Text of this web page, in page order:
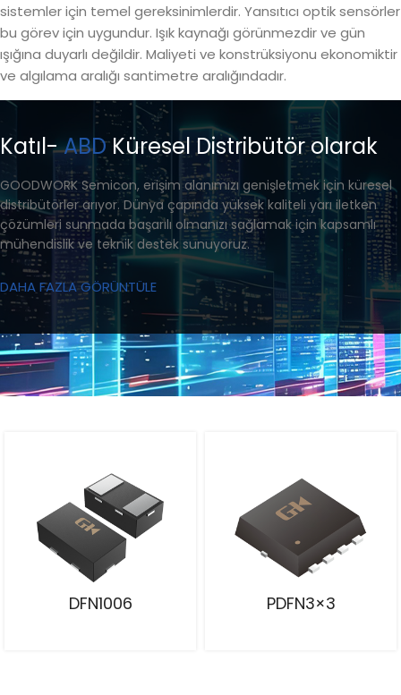
sistemler için temel gereksinimlerdir. Yansıtıcı optik sensörler
bu görev için uygundur. Işık kaynağı görünmezdir ve gün
ışığına duyarlı değildir. Maliyeti ve konstrüksiyonu ekonomiktir
ve algılama aralığı santimetre aralığındadır.
Katıl-ABDKüresel Distribütör olarak
GOODWORK Semicon, erişim alanımızı genişletmek için küresel
distribütörler arıyor. Dünya çapında yüksek kaliteli yarı iletken
çözümleri sunmada başarılı olmanızı sağlamak için kapsamlı
mühendislik ve teknik destek sunuyoruz.
DAHA FAZLA GÖRÜNTÜLE
DFN1006 PDFN3×3